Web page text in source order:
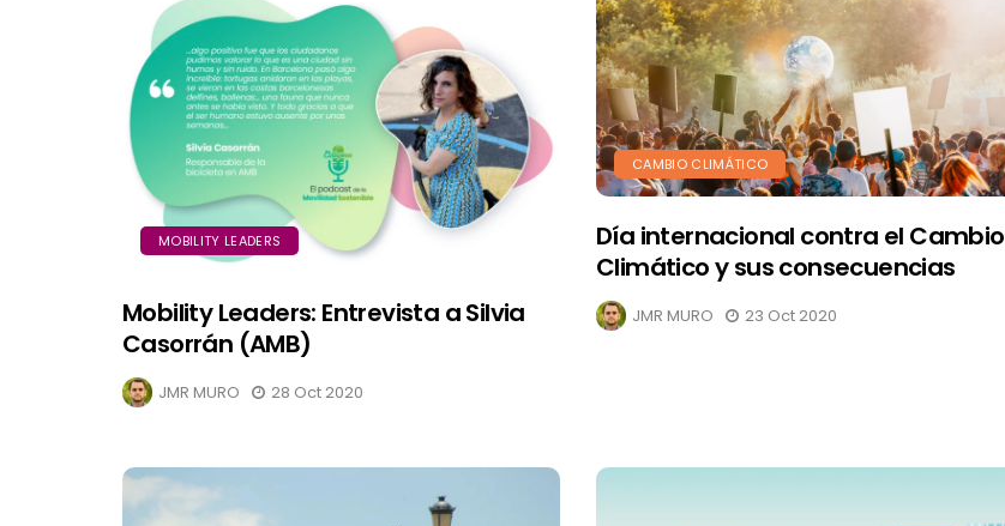
MOBILITY LEADERS
Mobility Leaders: Entrevista a Silvia
Casorrán (AMB)
JMR MURO 28 Oct 2020
CAMBIO CLIMÁTICO
Día internacional contra el Cambio
Climático y sus consecuencias
JMR MURO 23 Oct 2020